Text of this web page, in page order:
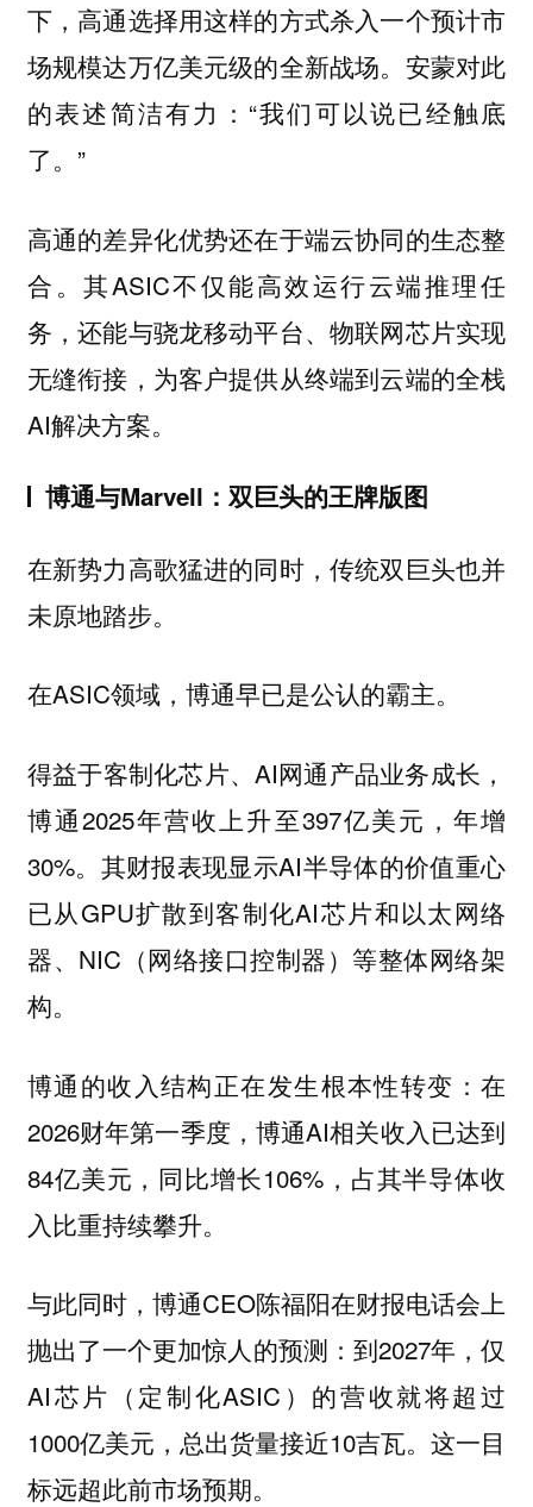
下，高通选择用这样的方式杀入一个预计市
场规模达万亿美元级的全新战场。安蒙对此
的表述简洁有力：“我们可以说已经触底
了。”
高通的差异化优势还在于端云协同的生态整
合。其ASIC不仅能高效运行云端推理任
务，还能与骁龙移动平台、物联网芯片实现
无缝衔接，为客户提供从终端到云端的全栈
AI解决方案。
博通与Marvell：双巨头的王牌版图
在新势力高歌猛进的同时，传统双巨头也并
未原地踏步。
在ASIC领域，博通早已是公认的霸主。
得益于客制化芯片、AI网通产品业务成长，
博通2025年营收上升至397亿美元，年增
30%。其财报表现显示AI半导体的价值重心
已从GPU扩散到客制化AI芯片和以太网络
器、NIC（网络接口控制器）等整体网络架
构。
博通的收入结构正在发生根本性转变：在
2026财年第一季度，博通AI相关收入已达到
84亿美元，同比增长106%，占其半导体收
入比重持续攀升。
与此同时，博通CEO陈福阳在财报电话会上
抛出了一个更加惊人的预测：到2027年，仅
AI芯片（定制化ASIC）的营收就将超过
1000亿美元，总出货量接近10吉瓦。这一目
标远超此前市场预期。